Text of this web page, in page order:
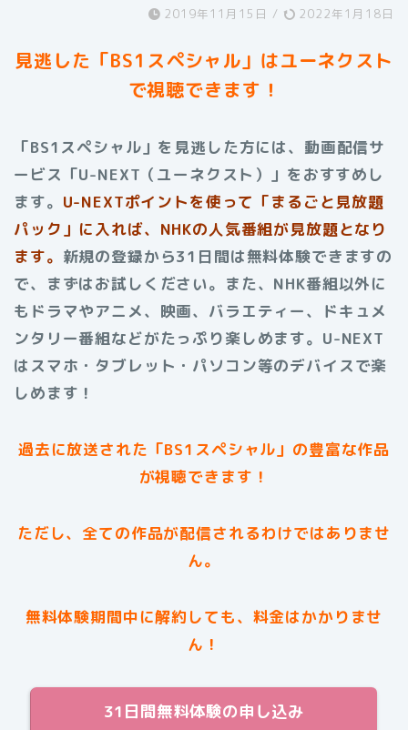
2019年11月15日 / 2022年1月18日
見逃した「BS1スペシャル」はユーネクスト
で視聴できます！
「BS1スペシャル」を見逃した方には、動画配信サ
ービス「U-NEXT（ユーネクスト）」をおすすめし
ます。 U-NEXTポイントを使って「まるごと見放題
パック」に入れば、NHKの人気番組が見放題となり
ます。 新規の登録から31日間は無料体験できますの
で、まずはお試しください。また、NHK番組以外に
もドラマやアニメ、映画、バラエティー、ドキュメ
ンタリー番組などがたっぷり楽しめます。 U-NEXT
はスマホ・タブレット・パソコン等のデバイスで楽
しめます！
過去に放送された 「BS1スペシャル」 の豊富な作品
が視聴できます！
ただし、全ての作品が配信されるわけではありませ
ん。
無料体験期間中に解約しても、料金はかかりませ
ん！
31日間無料体験の申し込み